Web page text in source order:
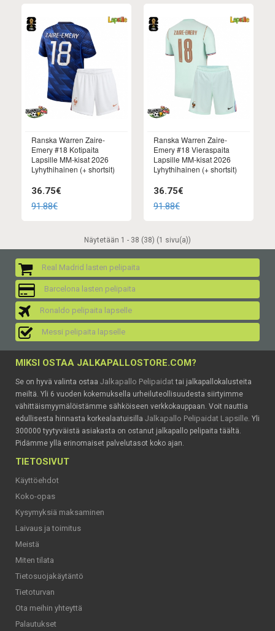
Ranska Warren Zaire-
Emery #18 Kotipaita
Lapsille MM-kisat 2026
Lyhythihainen (+ shortsit)
36.75€
91.88€
Ranska Warren Zaire-
Emery #18 Vieraspaita
Lapsille MM-kisat 2026
Lyhythihainen (+ shortsit)
36.75€
91.88€
Näytetään 1 - 38 (38) (1 sivu(a))
Real Madrid lasten pelipaita
Barcelona lasten pelipaita
Ronaldo pelipaita lapselle
Messi pelipaita lapselle
MIKSI OSTAA JALKAPALLOSTORE.COM?
Se on hyvä valinta ostaa Jalkapallo Pelipaidattai jalkapallokalusteita
meiltä. Yli 6 vuoden kokemuksella urheiluteollisuudesta siirtyimme
vähittäismyymälöistämme sähköiseen verkkokauppaan. Voit nauttia
edullisesta hinnasta korkealaatuisilla Jalkapallo Pelipaidat Lapsille . Yli
300000 tyytyväistä asiakasta on ostanut jalkapallo pelipaita täältä.
Pidämme yllä erinomaiset palvelutasot koko ajan.
TIETOSIVUT
Käyttöehdot
Koko-opas
Kysymyksiä maksaminen
Laivaus ja toimitus
Meistä
Miten tilata
Tietosuojakäytäntö
Tietoturvan
Ota meihin yhteyttä
Palautukset